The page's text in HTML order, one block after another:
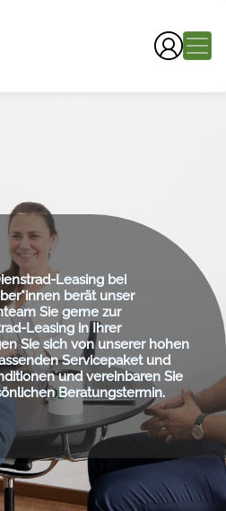
Leasing bei
berät unser
Sie gerne zur
Leasing in Ihrer
Sie sich von unserer hohen
Servicepaket und
und vereinbaren Sie
Beratungstermin.